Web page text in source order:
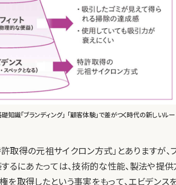
知識「ブランディング」 「顧客体験」で差がつく時代の新しいルー
取得の元祖サイクロン方式」とありますが、
るにあたっては、技術的な性能、製法や提
を取得したという事実をもって、エビデンス